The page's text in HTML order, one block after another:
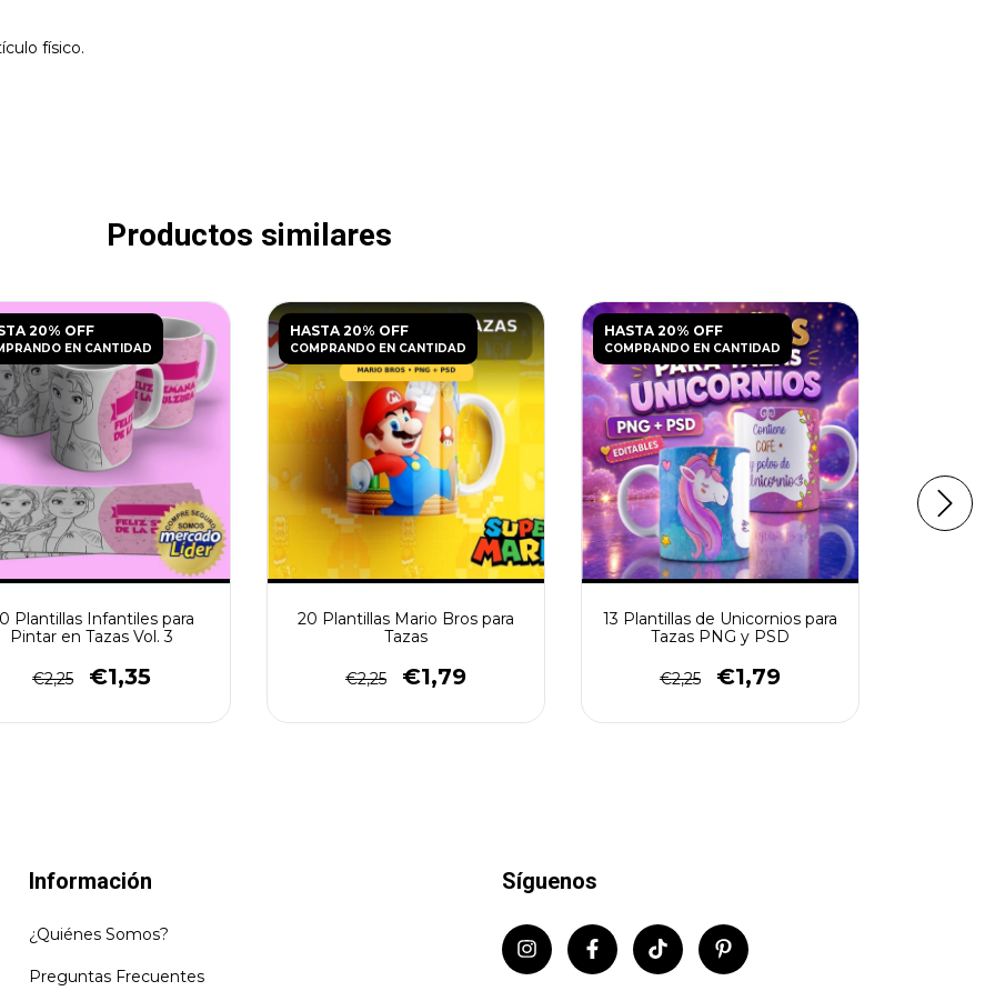
físico.
Productos similares
20% OFF
EN CANTIDAD
Plantillas Infantiles para
Pintar en Tazas Vol. 3
€2,25 €1,35
HASTA 20% OFF
COMPRANDO EN CANTIDAD
20 Plantillas Mario Bros para
Tazas
€2,25 €1,79
HASTA 20% OFF
COMPRANDO EN CANTIDAD
13 Plantillas de Unicornios para
Tazas PNG y PSD
€2,25 €1,79
Información
¿Quiénes Somos?
Preguntas Frecuentes
Síguenos